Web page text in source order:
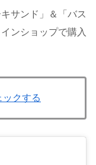
サンド」＆「バス
ンショップで購入
クする